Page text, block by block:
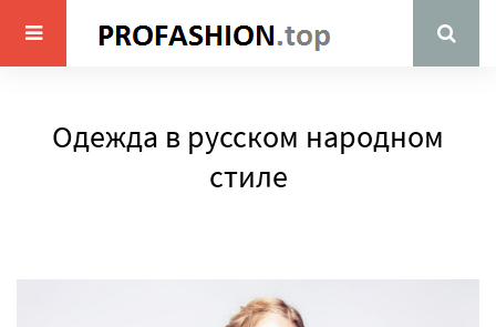
Одежда в русском народном
стиле